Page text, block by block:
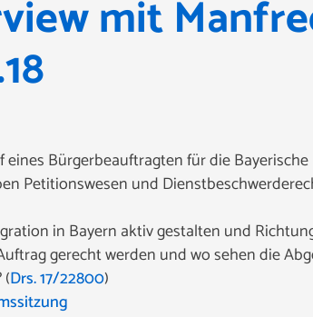
mit
Bürgerbeauftragten für die
Petitionswesen und
in Bayern aktiv gestalten und
gerecht werden und wo sehen die
Drs. 17/22800)